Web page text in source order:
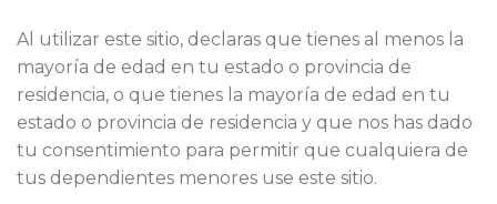
Al utilizar este sitio, declaras que tienes al menos la
mayoría de edad en tu estado o provincia de
residencia, o que tienes la mayoría de edad en tu
estado o provincia de residencia y que nos has dado
tu consentimiento para permitir que cualquiera de
tus dependientes menores use este sitio.